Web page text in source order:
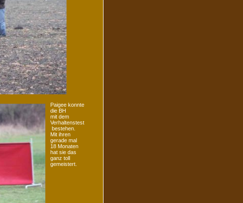
Paigee konnte
die BH
mit dem
Verhaltenstest
bestehen.
Mit ihren
gerade mal
18 Monaten
hat sie das
ganz toll
gemeistert.